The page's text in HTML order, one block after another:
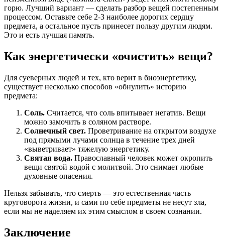
горю. Лучший вариант — сделать разбор вещей постепенным
процессом. Оставьте себе 2-3 наиболее дорогих сердцу
предмета, а остальное пусть принесет пользу другим людям.
Это и есть лучшая память.
Как энергетически «очистить» вещи?
Для суеверных людей и тех, кто верит в биоэнергетику,
существует несколько способов «обнулить» историю
предмета:
Соль. Считается, что соль впитывает негатив. Вещи
можно замочить в соляном растворе.
Солнечный свет. Проветривание на открытом воздухе
под прямыми лучами солнца в течение трех дней
«выветривает» тяжелую энергетику.
Святая вода. Православный человек может окропить
вещи святой водой с молитвой. Это снимает любые
духовные опасения.
Нельзя забывать, что смерть — это естественная часть
круговорота жизни, и сами по себе предметы не несут зла,
если мы не наделяем их этим смыслом в своем сознании.
Заключение